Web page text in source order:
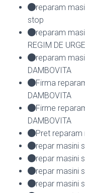
reparam
stop
reparam
REGIM DE
reparam
DAMBOVITA
Firma
DAMBOVITA
Firme
DAMBOVITA
Pret reparam
repar masini
repar masini
repar masini
repar masini